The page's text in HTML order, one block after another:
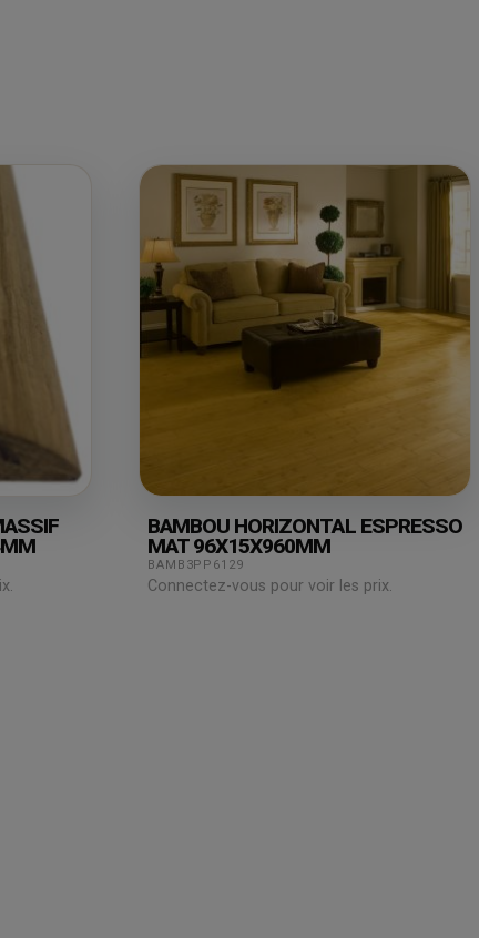
BAMBOU HORIZONTAL ESPRESSO
MAT 96X15X960MM
BAMB3PP6129
Connectez-vous pour voir les prix.